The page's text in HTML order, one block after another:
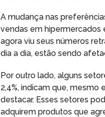
A mudança nas
vendas em hipermercados
agora viu seus números
dia a dia, estão sendo
Por outro lado, alguns
2,4%, indicam que,
destacar. Esses setores
adquirem produtos que